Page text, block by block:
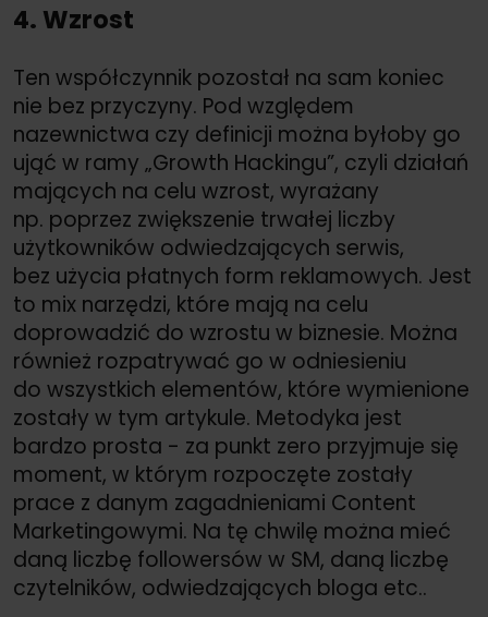
4. Wzrost
Ten współczynnik pozostał na sam koniec
nie bez przyczyny. Pod względem
nazewnictwa czy definicji można byłoby go
ująć w ramy „Growth Hackingu”, czyli działań
mających na celu wzrost, wyrażany
np. poprzez zwiększenie trwałej liczby
użytkowników odwiedzających serwis,
bez użycia płatnych form reklamowych. Jest
to mix narzędzi, które mają na celu
doprowadzić do wzrostu w biznesie. Można
również rozpatrywać go w odniesieniu
do wszystkich elementów, które wymienione
zostały w tym artykule. Metodyka jest
bardzo prosta - za punkt zero przyjmuje się
moment, w którym rozpoczęte zostały
prace z danym zagadnieniami Content
Marketingowymi. Na tę chwilę można mieć
daną liczbę followersów w SM, daną liczbę
czytelników, odwiedzających bloga etc..